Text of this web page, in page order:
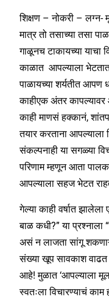
शिक्षण – नोकरी –
मात्र तो तसाच्या तसा
गाळूनच टाकायच्या याचा
काळात आपल्याला
पाळायच्या शर्यतीत आपण
काहीएक अंतर
काही माणसं हक्कानं,
तयार करताना आपल्याला
संकल्पनाही या सगळ्या
परिणाम म्हणून आता
आपल्याला सहज भेटत
गेल्या काही वर्षात
बाळ कधी?” या प्रश्नाला
असं न लाजता सांगू
संख्या खूप सावकाश वाढत
आहे! मुळात ‘आपल्याला मूल
स्वतःला विचारण्याचं